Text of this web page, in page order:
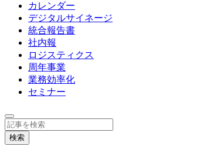
カレンダー
デジタルサイネージ
統合報告書
社内報
ロジスティクス
周年事業
業務効率化
セミナー